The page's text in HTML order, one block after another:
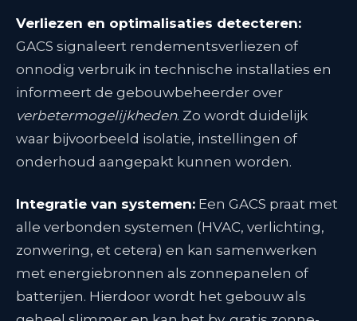
Verliezen en optimalisaties detecteren:
GACS signaleert rendementsverliezen of
onnodig verbruik in technische installaties en
informeert de gebouwbeheerder over
verbetermogelijkheden. Zo wordt duidelijk
waar bijvoorbeeld isolatie, instellingen of
onderhoud aangepakt kunnen worden.
Integratie van systemen: Een GACS praat met
alle verbonden systemen (HVAC, verlichting,
zonwering, et cetera) en kan samenwerken
met energiebronnen als zonnepanelen of
batterijen. Hierdoor wordt het gebouw als